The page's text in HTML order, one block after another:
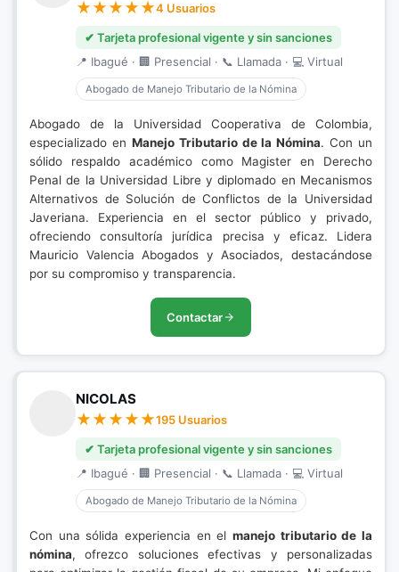
4 Usuarios
✔ Tarjeta profesional vigente y sin sanciones
📍 Ibagué · 🏢 Presencial · 📞 Llamada · 💻 Virtual
Abogado de Manejo Tributario de la Nómina
Abogado de la Universidad Cooperativa de Colombia,
especializado en Manejo Tributario de la Nómina. Con un
sólido respaldo académico como Magister en Derecho
Penal de la Universidad Libre y diplomado en Mecanismos
Alternativos de Solución de Conflictos de la Universidad
Javeriana. Experiencia en el sector público y privado,
ofreciendo consultoría jurídica precisa y eficaz. Lidera
Mauricio Valencia Abogados y Asociados, destacándose
por su compromiso y transparencia.
Contactar
NICOLAS
195 Usuarios
✔ Tarjeta profesional vigente y sin sanciones
📍 Ibagué · 🏢 Presencial · 📞 Llamada · 💻 Virtual
Abogado de Manejo Tributario de la Nómina
Con una sólida experiencia en el manejo tributario de la
nómina, ofrezco soluciones efectivas y personalizadas